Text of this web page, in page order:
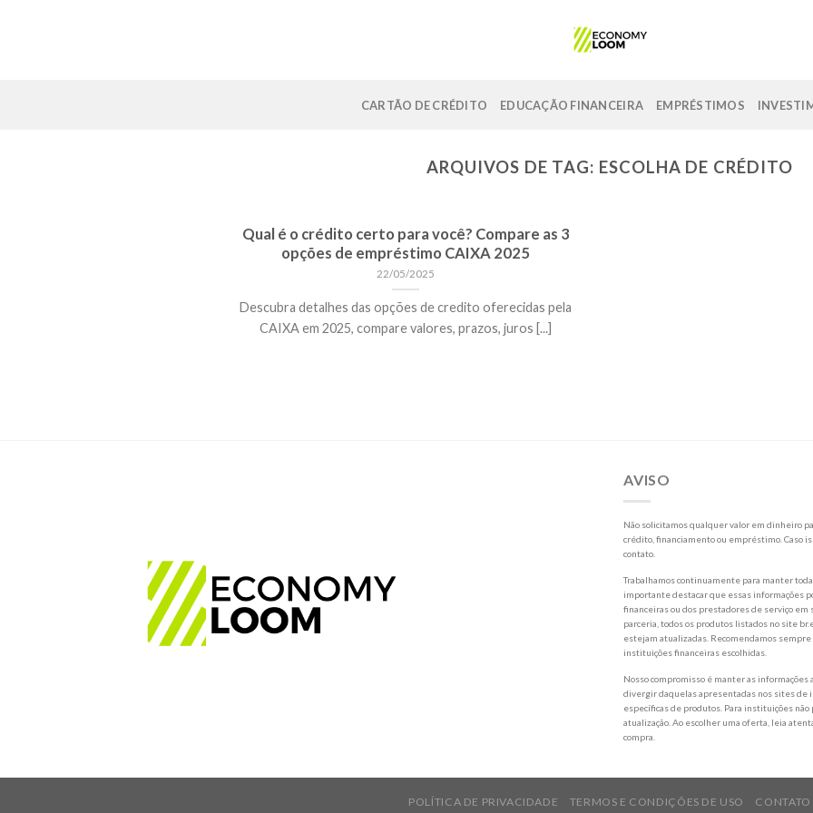
CARTÃO DE CRÉDITO EDUCAÇÃO FINANCEIRA EMPRÉSTIMOS
ARQUIVOS DE TAG: ESCOLHA DE CRÉDITO
Qual é o crédito certo para você? Compare as 3
opções de empréstimo CAIXA 2025
22/05/2025
Descubra detalhes das opções de credito oferecidas pela
CAIXA em 2025, compare valores, prazos, juros [...]
AVISO
Não solicitamos qualquer valor em dinheiro
crédito, financiamento ou empréstimo. Caso
contato.
Trabalhamos continuamente para manter
importante destacar que essas informações
financeiras ou dos prestadores de serviço em
parceria, todos os produtos listados no site
estejam atualizadas. Recomendamos
instituições financeiras escolhidas.
Nosso compromisso é manter as
divergir daquelas apresentadas nos sites de
específicas de produtos. Para instituições
atualização. Ao escolher uma oferta, leia
compra.
POLÍTICA DE PRIVACIDADE TERMOS E CONDIÇÕES DE USO CONTATO